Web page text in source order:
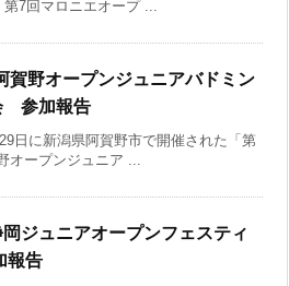
7回マロニエオープ ...
賀野オープンジュニアバドミン
参加報告
日に新潟県阿賀野市で開催された「第
オープンジュニア ...
ジュニアオープンフェスティ
報告